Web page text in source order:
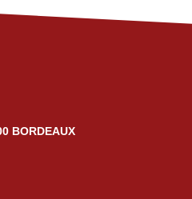
BORDEAUX